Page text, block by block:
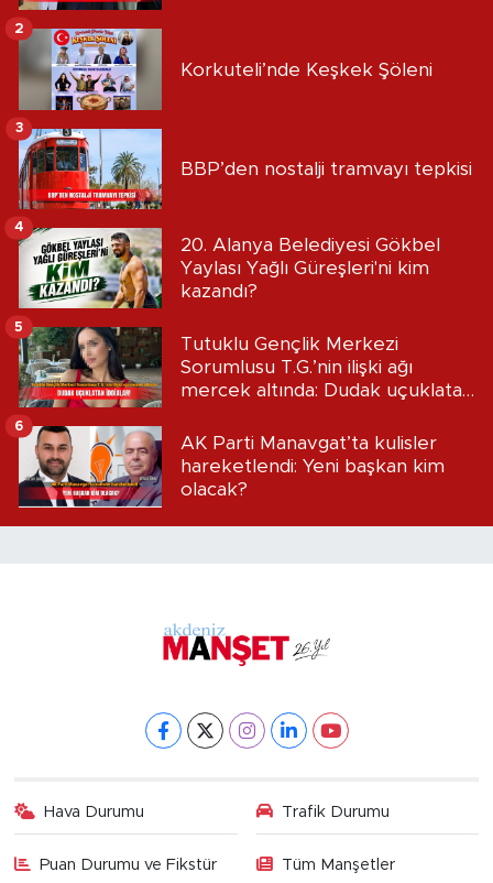
Korkuteli’nde Keşkek Şöleni
2
BBP’den nostalji tramvayı tepkisi
3
20. Alanya Belediyesi Gökbel
Yaylası Yağlı Güreşleri'ni kim
kazandı?
4
Tutuklu Gençlik Merkezi
Sorumlusu T.G.’nin ilişki ağı
mercek altında: Dudak uçuklatan
5
AK Parti Manavgat’ta kulisler
hareketlendi: Yeni başkan kim
olacak?
6
Hava Durumu Trafik Durumu
Puan Durumu ve Fikstür Tüm Manşetler